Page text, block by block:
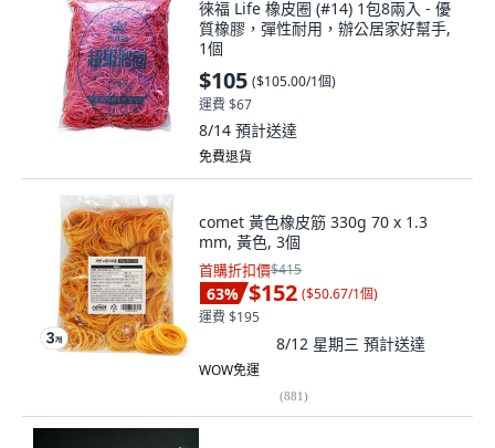
徠福 Life 橡皮圈 (#14) 1包8兩入 - 優
質橡膠，彈性耐用，辦公居家好幫手,
1個
$105 ($105.00/1個)
運費 $67
8/14 預計送達
免費退貨
comet 黃色橡皮筋 330g 70 x 1.3
mm, 黃色, 3個
首購折扣價$415
63% $152 ($50.67/1個)
運費 $195
8/12 星期三 預計送達
WOW免運
(881)